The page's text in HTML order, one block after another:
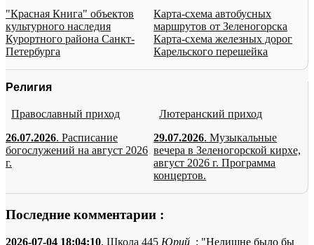
"Красная Книга" объектов
культурного наследия
Курортного района Санкт-
Петербурга
Карта-схема автобусных
маршрутов от Зеленогорска
Карта-схема железных дорог
Карельского перешейка
Религия
Православный приход
26.07.2026. Расписание
богослужений на август 2026
г.
Лютеранский приход
29.07.2026. Музыкальные
вечера в Зеленогорской кирхе,
август 2026 г. Программа
концертов.
Последние комментарии :
2026-07-04 18:04:10. Школа 445 Юрий : "Нелишне было бы